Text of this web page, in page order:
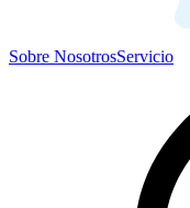
Sobre NosotrosServicio